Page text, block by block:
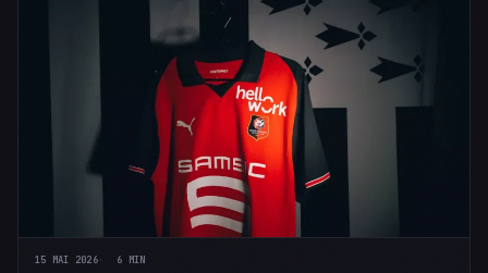
15 MAI 2026 6 MIN